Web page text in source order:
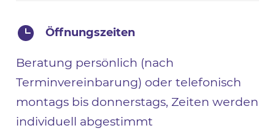
Öffnungszeiten
Beratung persönlich (nach
Terminvereinbarung) oder telefonisch
montags bis donnerstags, Zeiten werden
individuell abgestimmt